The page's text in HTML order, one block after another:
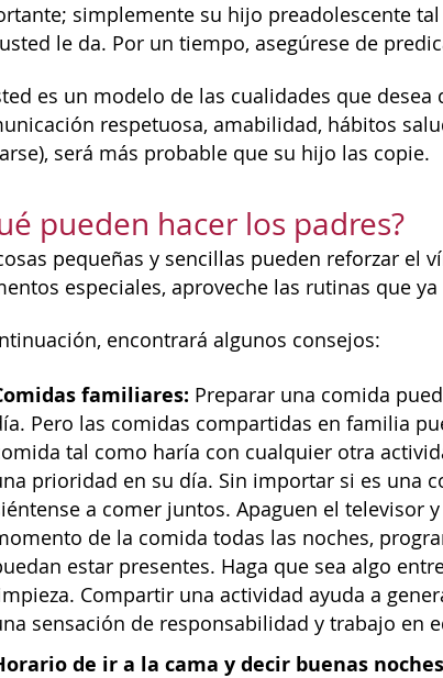
simplemente su hijo preadolescente
le da. Por un tiempo, asegúrese de
es un modelo de las cualidades que
respetuosa, amabilidad, hábitos
será más probable que su hijo las copie.
pueden hacer los padres?
pequeñas y sencillas pueden reforzar el
especiales, aproveche las rutinas que
encontrará algunos consejos:
familiares: Preparar una comida
Pero las comidas compartidas en familia
tal como haría con cualquier otra
prioridad en su día. Sin importar si es una
a comer juntos. Apaguen el televisor
de la comida todas las noches,
estar presentes. Haga que sea algo
Compartir una actividad ayuda a
sensación de responsabilidad y trabajo en
de ir a la cama y decir buenas